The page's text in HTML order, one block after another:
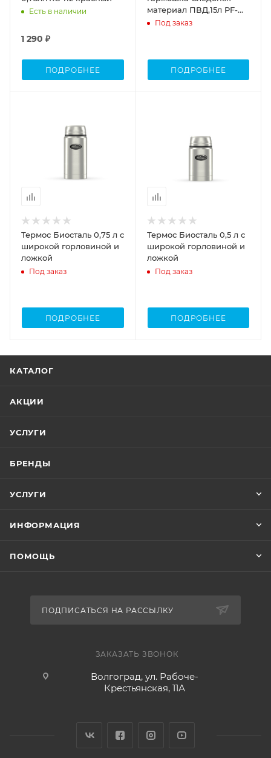
Есть в наличии
1 290 ₽
ПОДРОБНЕЕ
материал ПВД,15л PF-
CT-F13
Под заказ
ПОДРОБНЕЕ
Термос Биосталь 0,75 л с
широкой горловиной и
ложкой
Под заказ
ПОДРОБНЕЕ
Термос Биосталь 0,5 л с
широкой горловиной и
ложкой
Под заказ
ПОДРОБНЕЕ
КАТАЛОГ
АКЦИИ
УСЛУГИ
БРЕНДЫ
УСЛУГИ
ИНФОРМАЦИЯ
ПОМОЩЬ
ПОДПИСАТЬСЯ НА РАССЫЛКУ
ЗАКАЗАТЬ ЗВОНОК
Волгоград, ул. Рабоче-
Крестьянская, 11А